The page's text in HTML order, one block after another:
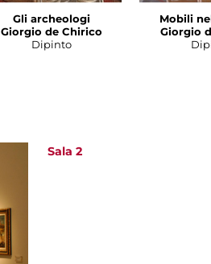
Gli archeologi
Giorgio de Chirico
Dipinto
Mobili
Giorgio
Sala 2